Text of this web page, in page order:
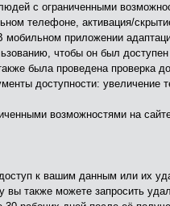
с ограниченными
телефоне, активация/
приложении
чтобы он был
была проведена проверка
доступности: увеличение
возможностями на
к вашим данным или их
также можете запросить